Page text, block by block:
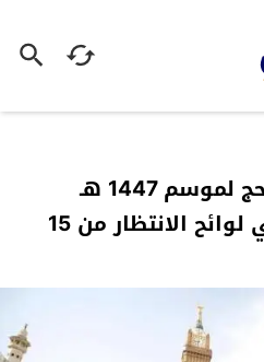
استخلاص مصاريف الحج لموسم 1447 هـ
بالنسبة للمسجلين في لوائح الانتظار من 15